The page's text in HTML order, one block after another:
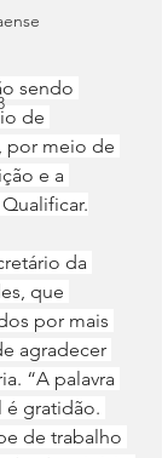
sendo
de
por meio de
e a
da
que
por mais
agradecer
“A palavra
é gratidão.
de trabalho